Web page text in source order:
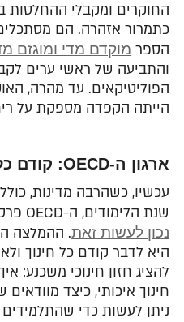
החוקרים ומקבלי ההחלטות
כתמרור אזהרה. הם
הספר מוקדם מדי ומוגזם
והתביעה של ראשי ערים
הפוליטיקאים. עד מהרה,
הייתה הקפדה מספקת על
ארגון ה-OECD: קודם
עכשיו, כשהרבה מדינות,
שנת הלימודים, ה-OECD פרסם
נכון לעשות זאת. ההמלצה
היא לדבר קודם כל חינוך
להציג חזון חינוכי משכנע:
חינוך איכותי, כיצד
ניתן לעשות כדי שהתלמידים